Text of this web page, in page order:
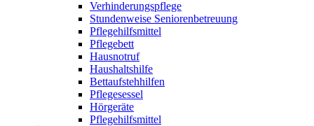
Verhinderungspflege
Stundenweise Seniorenbetreuung
Pflegehilfsmittel
Pflegebett
Hausnotruf
Haushaltshilfe
Bettaufstehhilfen
Pflegesessel
Hörgeräte
Pflegehilfsmittel